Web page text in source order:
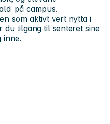
på campus.
som aktivt vert nytta i
du tilgang til senteret sine
inne.